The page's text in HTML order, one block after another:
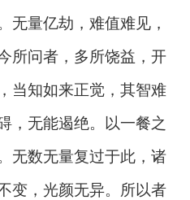
无量亿劫，难值难见，
所问者，多所饶益，开
当知如来正觉，其智难
，无能遏绝。以一餐之
无数无量复过于此，诸
变，光颜无异。所以者